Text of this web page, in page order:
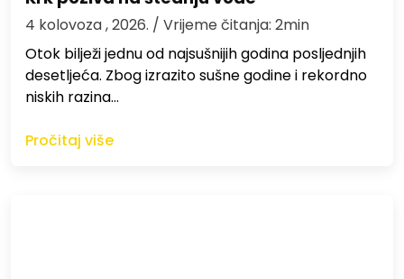
4 kolovoza , 2026. / Vrijeme čitanja: 2min
Otok bilježi jednu od najsušnijih godina posljednjih
desetljeća. Zbog izrazito sušne godine i rekordno
niskih razina…
Pročitaj više